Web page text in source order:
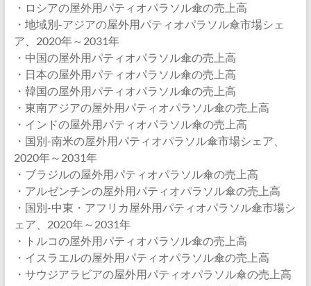
・ロシアの屋外用パティオパラソル傘の売上高
・地域別-アジアの屋外用パティオパラソル傘市場シェ
ア、2020年～2031年
・中国の屋外用パティオパラソル傘の売上高
・日本の屋外用パティオパラソル傘の売上高
・韓国の屋外用パティオパラソル傘の売上高
・東南アジアの屋外用パティオパラソル傘の売上高
・インドの屋外用パティオパラソル傘の売上高
・国別-南米の屋外用パティオパラソル傘市場シェア、
2020年～2031年
・ブラジルの屋外用パティオパラソル傘の売上高
・アルゼンチンの屋外用パティオパラソル傘の売上高
・国別-中東・アフリカ屋外用パティオパラソル傘市場シ
ェア、2020年～2031年
・トルコの屋外用パティオパラソル傘の売上高
・イスラエルの屋外用パティオパラソル傘の売上高
・サウジアラビアの屋外用パティオパラソル傘の売上高